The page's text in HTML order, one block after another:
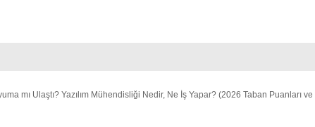
mı Ulaştı? Yazılım Mühendisliği Nedir, Ne İş Yapar? (2026 Taban Puanları ve